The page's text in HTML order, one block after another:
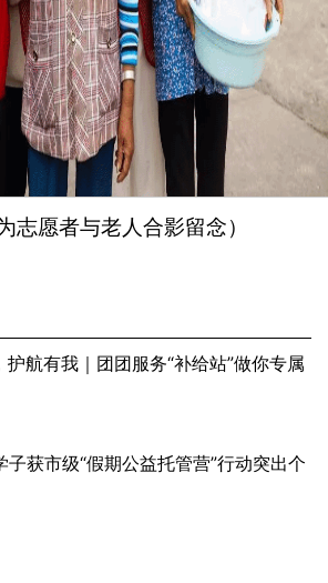
志愿者与老人合影留念）
护航有我｜团团服务“补给站”做你专属
获市级“假期公益托管营”行动突出个